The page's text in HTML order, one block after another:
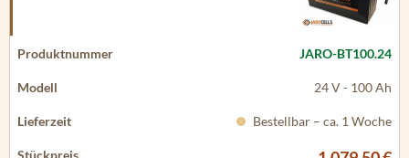
JARO-BT100.24
24 V - 100 Ah
Bestellbar – ca. 1 Woche